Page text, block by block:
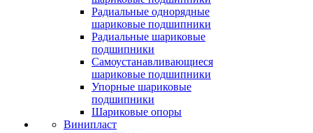
Радиальные однорядные
шариковые подшипники
Радиальные шариковые
подшипники
Самоустанавливающиеся
шариковые подшипники
Упорные шариковые
подшипники
Шариковые опоры
Винипласт